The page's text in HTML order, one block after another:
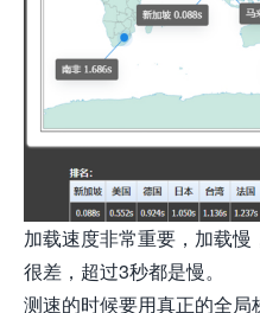
加载速度非常重要，加载
很差，超过3秒都是慢。
测速的时候要用真正的全